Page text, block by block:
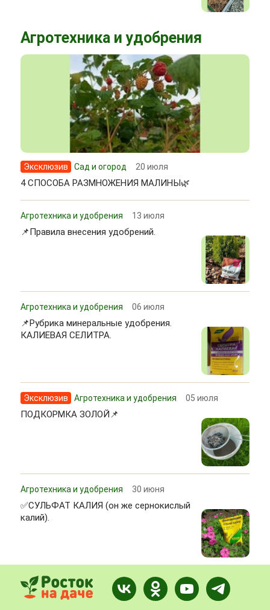
Агротехника и удобрения
Эксклюзив Сад и огород 20 июля
4 СПОСОБА РАЗМНОЖЕНИЯ МАЛИНЫ🌿
Агротехника и удобрения 13 июля
📌Правила внесения удобрений.
Агротехника и удобрения 06 июля
📌Рубрика минеральные удобрения.
КАЛИЕВАЯ СЕЛИТРА.
Эксклюзив Агротехника и удобрения 05 июля
ПОДКОРМКА ЗОЛОЙ📌
Агротехника и удобрения 30 июня
✅СУЛЬФАТ КАЛИЯ (он же сернокислый
калий).